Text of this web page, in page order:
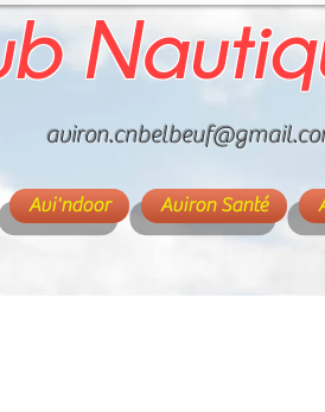
Avi'ndoor Aviron Santé